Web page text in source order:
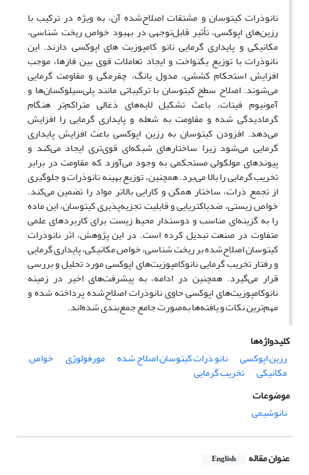
نانوذرات کیتوسان و مشتقات اصلاح‌شده آن، به ویژه در ترکیب با
رزین‌های اپوکسی، تأثیر قابل‌توجهی در بهبود خواص ریخت شناسی،
مکانیکی و پایداری گرمایی نانو کامپوزیت های اپوکسی دارند. این
نانوذرات با توزیع یکنواخت و ایجاد تعاملات قوی بین فازها، موجب
افزایش استحکام کششی، مدول یانگ، چقرمگی و مقاومت گرمایی
می‌شوند. اصلاح سطح کیتوسان با ترکیباتی مانند پلی‌سیلوکسان‌ها و
آمونیوم فیتات، باعث تشکیل لایه‌های ذغالی متراکم‌تر هنگام
گرما‌دیدگی شده و مقاومت به شعله و پایداری گرمایی را افزایش
می‌دهد. افزودن کیتوسان به رزین اپوکسی باعث افزایش پایداری
گرمایی می‌شود زیرا ساختارهای شبکه‌ای قوی‌تری ایجاد می‌کند و
پیوندهای مولکولی مستحکمی به وجود می‌آورد که مقاومت در برابر
تخریب گرمایی را بالا می‌برد. همچنین، توزیع بهینه نانوذرات و جلوگیری
از تجمع ذرات، ساختار همگن و کارایی بالاتر مواد را تضمین می‌کند.
خواص زیستی، ضدباکتریایی و قابلیت تجزیه‌پذیری کیتوسان، این ماده
را به گزینه‌ای مناسب و دوستدار محیط زیست برای کاربردهای علمی
متفاوت در صنعت تبدیل کرده است. در این پژوهش، اثر نانوذرات
کیتوسان اصلاح‌شده بر ریخت شناسی، خواص مکانیکی، پایداری گرمایی
و رفتار تخریب گرمایی نانوکامپوزیت‌های اپوکسی مورد تحلیل و بررسی
قرار می‌گیرد. همچنین در ادامه، به پیشرفت‌های اخیر در زمینه
نانوکامپوزیت‌های اپوکسی حاوی نانوذرات اصلاح‌شده پرداخته شده و
مهم‌ترین نکات و یافته‌ها به‌صورت جامع جمع‌بندی شده‌اند.
کلیدواژه‌ها
رزین اپوکسی
نانو ذرات کیتوسان اصلاح شده مورفولوژی خواص
مکانیکی
تخریب گرمایی
موضوعات
نانوشیمی
عنوان مقاله English